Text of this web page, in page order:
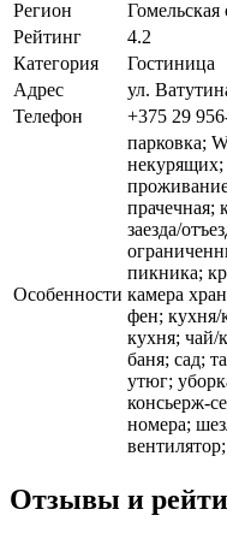
Регион
Гомельская
Рейтинг
4.2
Категория
Гостиница
Адрес
ул.
Телефон
+375 29
Особенности
парковка;
прачечная;
заезда/
пикника;
камера
фен; кухня/
кухня; чай/
баня; сад;
утюг;
консьерж-
номера;
Отзывы и